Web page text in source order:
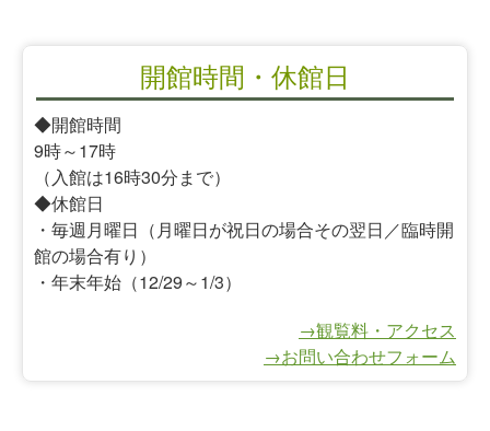
開館時間・休館日
◆開館時間
9時～17時
（入館は16時30分まで）
◆休館日
・毎週月曜日（月曜日が祝日の場合その翌日／臨時開
館の場合有り）
・年末年始（12/29～1/3）
→観覧料・アクセス
→お問い合わせフォーム